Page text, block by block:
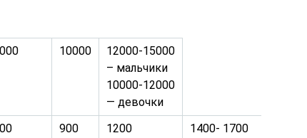
10000
12000-15000
– мальчики
10000-12000
— девочки
900 1200
1400- 1700